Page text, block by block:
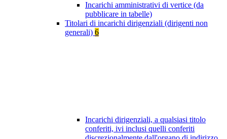
Incarichi amministrativi di vertice (da
pubblicare in tabelle)
Titolari di incarichi dirigenziali (dirigenti non
generali) 6
Incarichi dirigenziali, a qualsiasi titolo
conferiti, ivi inclusi quelli conferiti